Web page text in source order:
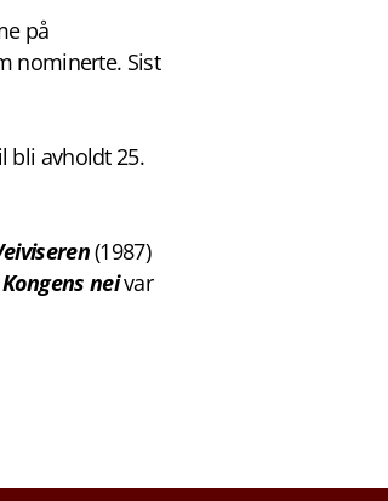
på
nominerte. Sist
bli avholdt 25.
(1987)
Kongens neivar